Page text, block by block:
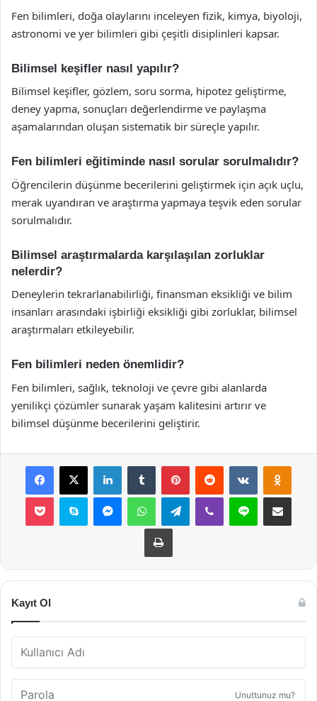
Fen bilimleri, doğa olaylarını inceleyen fizik, kimya, biyoloji,
astronomi ve yer bilimleri gibi çeşitli disiplinleri kapsar.
Bilimsel keşifler nasıl yapılır?
Bilimsel keşifler, gözlem, soru sorma, hipotez geliştirme,
deney yapma, sonuçları değerlendirme ve paylaşma
aşamalarından oluşan sistematik bir süreçle yapılır.
Fen bilimleri eğitiminde nasıl sorular sorulmalıdır?
Öğrencilerin düşünme becerilerini geliştirmek için açık uçlu,
merak uyandıran ve araştırma yapmaya teşvik eden sorular
sorulmalıdır.
Bilimsel araştırmalarda karşılaşılan zorluklar
nelerdir?
Deneylerin tekrarlanabilirliği, finansman eksikliği ve bilim
insanları arasındaki işbirliği eksikliği gibi zorluklar, bilimsel
araştırmaları etkileyebilir.
Fen bilimleri neden önemlidir?
Fen bilimleri, sağlık, teknoloji ve çevre gibi alanlarda
yenilikçi çözümler sunarak yaşam kalitesini artırır ve
bilimsel düşünme becerilerini geliştirir.
Facebook
X LinkedInTumblr PinterestReddit VKontakte
Pocket Skype MessengerWhatsAppTelegramViber Line E-Posta ile
Yazdır
Kayıt Ol
Unuttunuz mu?